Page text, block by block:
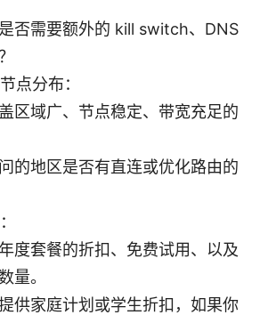
否需要额外的 kill switch、DNS
点分布：
区域广、节点稳定、带宽充足的
的地区是否有直连或优化路由的
度套餐的折扣、免费试用、以及
量。
供家庭计划或学生折扣，如果你